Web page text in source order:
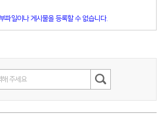
파일이나 게시물을 등록할 수 없습니다.